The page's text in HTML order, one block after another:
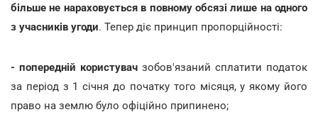
більше не нараховується в повному обсязі лише на одного
з учасників угоди. Тепер діє принцип пропорційності:
- попередній користувач зобов'язаний сплатити податок
за період з 1 січня до початку того місяця, у якому його
право на землю було офіційно припинено;